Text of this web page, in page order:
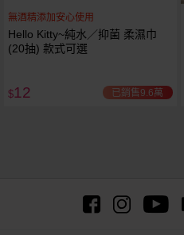
無酒精添加安心使用
Hello Kitty~純水／抑菌 柔濕巾
(20抽) 款式可選
$12 已銷售9.6萬